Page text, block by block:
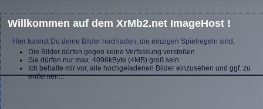
Willkommen auf dem XrMb2.net ImageHost !
Hier kannst Du deine Bilder hochladen, die einzigen Spielregeln sind:
Die Bilder dürfen gegen keine Verfassung verstoßen
Sie dürfen nur max. 4096kByte (4MB) groß sein
Ich behalte mir vor, alle hochgeladenen Bilder einzusehen und ggf. zu
entfernen...